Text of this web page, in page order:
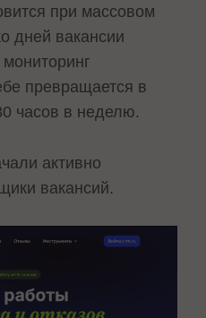
при массовом
дней вакансии
превращается в
часов в неделю.
активно
вакансий.